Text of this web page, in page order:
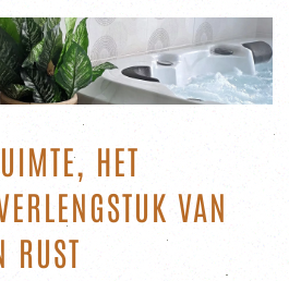
HET
VAN
RUST